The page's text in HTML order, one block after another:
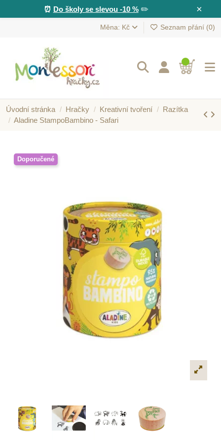
×
⏰ Do školy se slevou -10 %✏️
Měna: Kč Seznam přání (0)
Úvodní stránka Hračky Kreativní tvoření
Razítka
Aladine StampoBambino - Safari
Doporučené